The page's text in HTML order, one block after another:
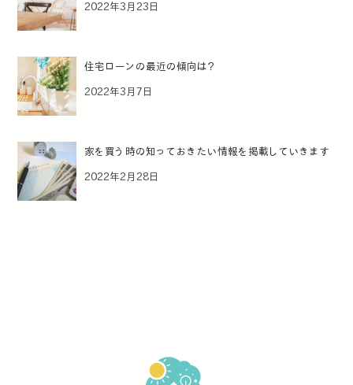
2022年3月23日
住宅ローンの最近の傾向は？
2022年3月7日
家を買う時の知っておきたい情報を掲載していきます
2022年2月28日